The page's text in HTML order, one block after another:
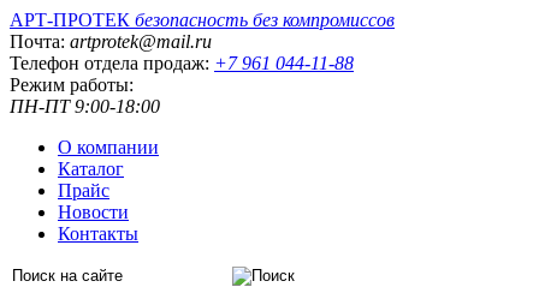
АРТ-ПРОТЕК безопасность без компромиссов
Почта: artprotek@mail.ru
Телефон отдела продаж: +7 961 044-11-88
Режим работы:
ПН-ПТ 9:00-18:00
О компании
Каталог
Прайс
Новости
Контакты